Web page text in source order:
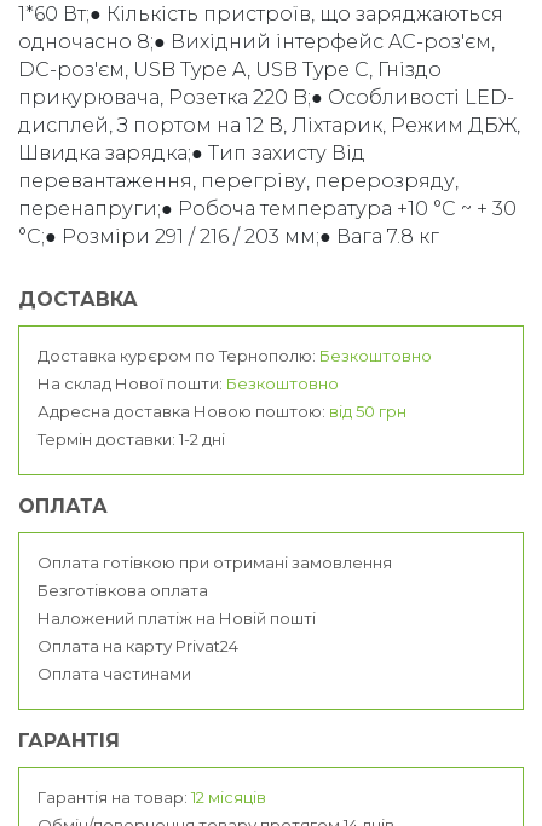
1*60 Вт;● Кількість пристроїв, що заряджаються
одночасно 8;● Вихідний інтерфейс AC-роз'єм,
DC-роз'єм, USB Type A, USB Type C, Гніздо
прикурювача, Розетка 220 B;● Особливості LED-
дисплей, З портом на 12 В, Ліхтарик, Режим ДБЖ,
Швидка зарядка;● Тип захисту Від
перевантаження, перегріву, перерозряду,
перенапруги;● Робоча температура +10 °C ~ + 30
°C;● Розміри 291 / 216 / 203 мм;● Вага 7.8 кг
ДОСТАВКА
Доставка курєром по Тернополю: Безкоштовно
На склад Нової пошти: Безкоштовно
Адресна доставка Новою поштою: від 50 грн
Термін доставки: 1-2 дні
ОПЛАТА
Оплата готівкою при отримані замовлення
Безготівкова оплата
Наложений платіж на Новій пошті
Оплата на карту Privat24
Оплата частинами
ГАРАНТІЯ
Гарантія на товар: 12 місяців